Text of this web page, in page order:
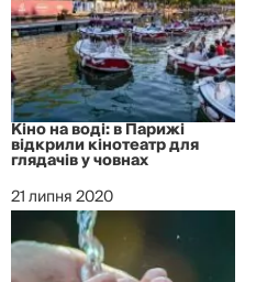
Кіно на воді: в Парижі
відкрили кінотеатр для
глядачів у човнах
21 липня 2020